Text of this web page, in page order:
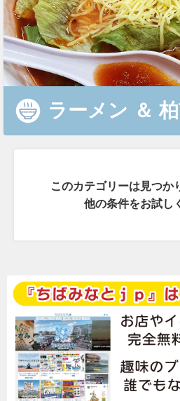
ラーメン ＆
このカテゴリーは見つか
他の条件をお試し